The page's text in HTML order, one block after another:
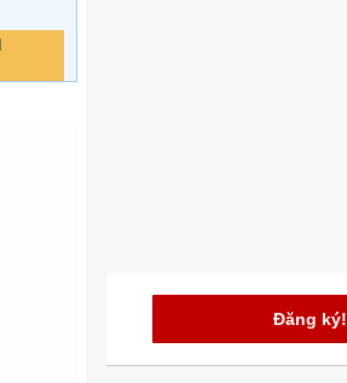
Đăng ký!